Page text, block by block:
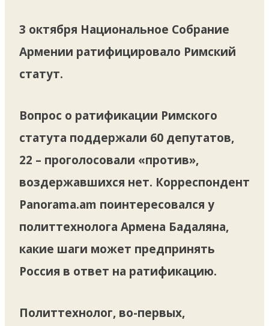
3 октября Национальное Собрание
Армении ратифицировало Римский
статут.
Вопрос о ратификации Римского
статута поддержали 60 депутатов,
22 – проголосовали «против»,
воздержавшихся нет. Корреспондент
Panorama.am поинтересовался у
политтехнолога Армена Бадаляна,
какие шаги может предпринять
Россия в ответ на ратификацию.
Политтехнолог, во-первых,